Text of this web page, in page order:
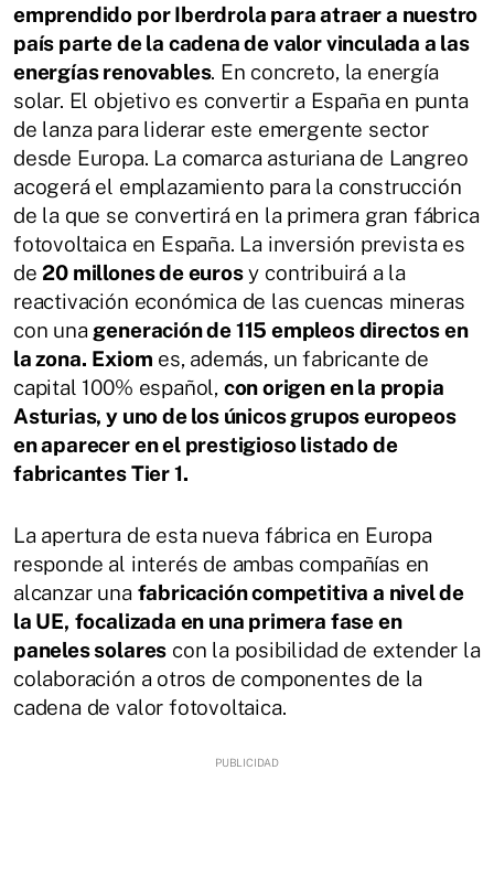
emprendido por Iberdrola para atraer a nuestro
país parte de la cadena de valor vinculada a las
energías renovables. En concreto, la energía
solar. El objetivo es convertir a España en punta
de lanza para liderar este emergente sector
desde Europa. La comarca asturiana de Langreo
acogerá el emplazamiento para la construcción
de la que se convertirá en la primera gran fábrica
fotovoltaica en España. La inversión prevista es
de20 millones de eurosy contribuirá a la
reactivación económica de las cuencas mineras
con una generación de 115 empleos directos en
la zona. Exiom es, además, un fabricante de
capital 100% español, con origen en la propia
Asturias, y uno de los únicos grupos europeos
en aparecer en el prestigioso listado de
fabricantes Tier 1.
La apertura de esta nueva fábrica en Europa
responde al interés de ambas compañías en
alcanzar una fabricación competitiva a nivel de
la UE, focalizada en una primera fase en
paneles solares con la posibilidad de extender la
colaboración a otros de componentes de la
cadena de valor fotovoltaica.